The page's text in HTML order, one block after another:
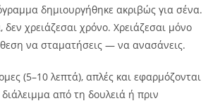
δημιουργήθηκε ακριβώς για σένα.
δεν χρειάζεσαι χρόνο. Χρειάζεσαι μόνο
να σταματήσεις — να ανασάνεις.
(5–10 λεπτά), απλές και εφαρμόζονται
από τη δουλειά ή πριν